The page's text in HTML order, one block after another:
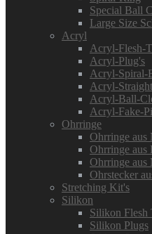
Special Ball
Large Size
Acryl
Acryl-Flesh-
Acryl-Plug's
Acryl-Spiral-
Acryl-
Acryl-Ball-
Acryl-Fake-
Ohrringe
Ohrringe aus
Ohrringe aus
Ohrringe aus
Ohrstecker
Stretching Kit's
Silikon
Silikon Flesh
Silikon Plugs